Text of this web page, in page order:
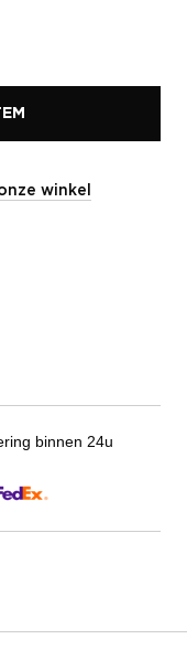
winkel
binnen 24u